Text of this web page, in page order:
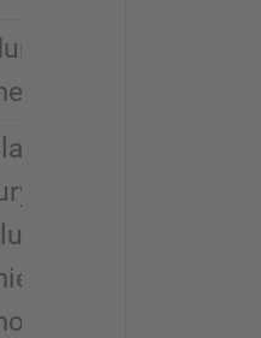
pręty,
taśmy z